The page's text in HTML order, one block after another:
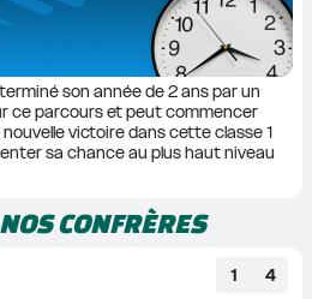
son année de 2 ans par un
ce parcours et peut commencer
victoire dans cette classe 1
sa chance au plus haut niveau
CONFRÈRES
1 4